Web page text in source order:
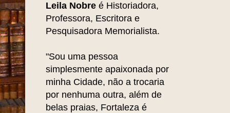
Leila Nobre é Historiadora,
Professora, Escritora e
Pesquisadora Memorialista.
"Sou uma pessoa
simplesmente apaixonada por
minha Cidade, não a trocaria
por nenhuma outra, além de
belas praias, Fortaleza é